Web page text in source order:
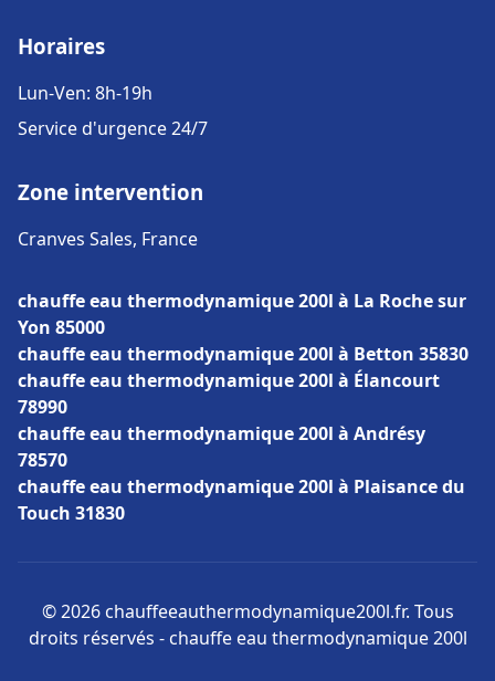
Horaires
Lun-Ven: 8h-19h
Service d'urgence 24/7
Zone intervention
Cranves Sales, France
chauffe eau thermodynamique 200l à La Roche sur
Yon 85000
chauffe eau thermodynamique 200l à Betton 35830
chauffe eau thermodynamique 200l à Élancourt
78990
chauffe eau thermodynamique 200l à Andrésy
78570
chauffe eau thermodynamique 200l à Plaisance du
Touch 31830
© 2026 chauffeeauthermodynamique200l.fr. Tous
droits réservés - chauffe eau thermodynamique 200l